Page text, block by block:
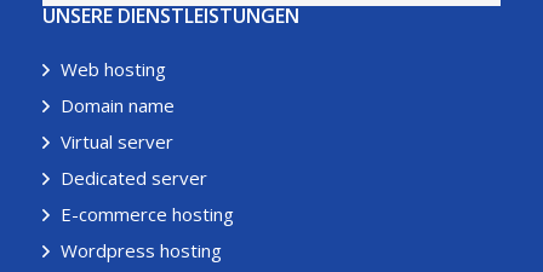
UNSERE DIENSTLEISTUNGEN
Web hosting
Domain name
Virtual server
Dedicated server
E-commerce hosting
Wordpress hosting